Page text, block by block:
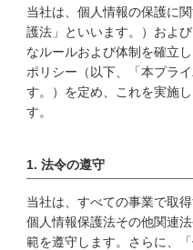
当社は、個人情報の保護に
護法」といいます。）およ
なルールおよび体制を確立
ポリシー（以下、「本プラ
す。）を定め、これを実施
す。
1. 法令の遵守
当社は、すべての事業で取
個人情報保護法その他関連
範を遵守します。さらに、